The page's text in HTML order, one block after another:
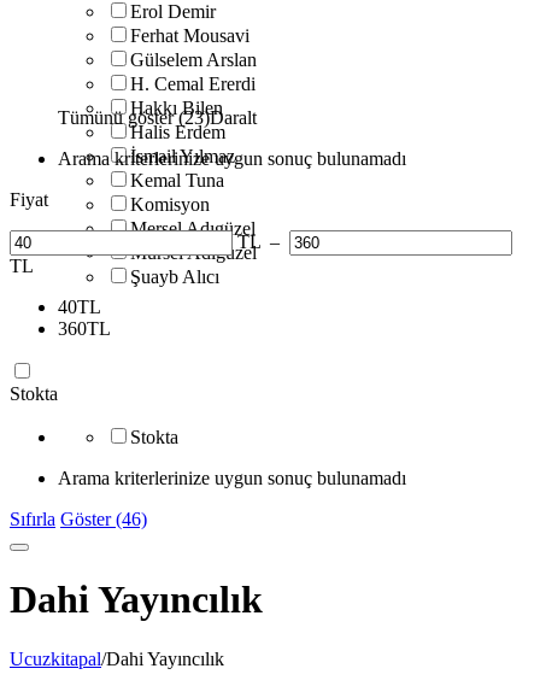
Erol Demir
Ferhat Mousavi
Gülselem Arslan
H. Cemal Ererdi
Hakkı Bilen
Halis Erdem
İsmail Yılmaz
Kemal Tuna
Komisyon
Mersel Adıgüzel
Mürsel Adıgüzel
Şuayb Alıcı
Tümünü göster (23)Daralt
Arama kriterlerinize uygun sonuç bulunamadı
Fiyat
TL –
TL
40TL
360TL
Stokta
Stokta
Arama kriterlerinize uygun sonuç bulunamadı
Sıfırla Göster (46)
Dahi Yayıncılık
Ucuzkitapal/Dahi Yayıncılık